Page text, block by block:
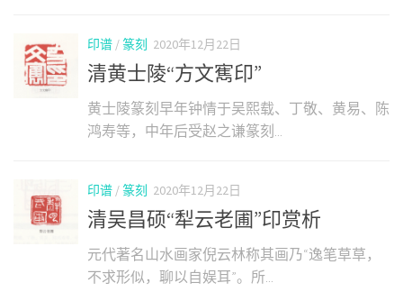
印谱 / 篆刻 2020年12月22日
清黄士陵“方文寯印”
黄士陵篆刻早年钟情于吴熙载、丁敬、黄易、陈
鸿寿等，中年后受赵之谦篆刻...
印谱 / 篆刻 2020年12月22日
清吴昌硕“犁云老圃”印赏析
元代著名山水画家倪云林称其画乃“逸笔草草，
不求形似，聊以自娱耳”。所...